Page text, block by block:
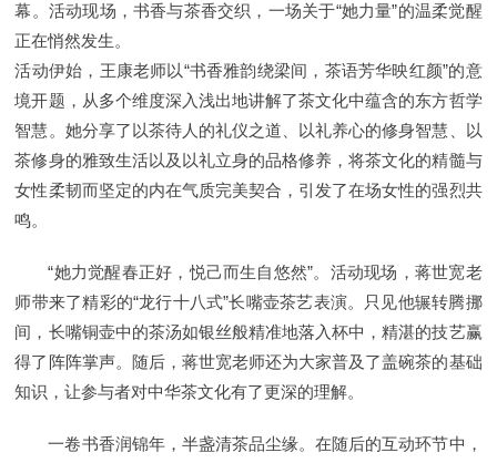
幕。活动现场，书香与茶香交织，一场关于“她力量”的温柔觉醒
正在悄然发生。
活动伊始，王康老师以“书香雅韵绕梁间，茶语芳华映红颜”的意
境开题，从多个维度深入浅出地讲解了茶文化中蕴含的东方哲学
智慧。她分享了以茶待人的礼仪之道、以礼养心的修身智慧、以
茶修身的雅致生活以及以礼立身的品格修养，将茶文化的精髓与
女性柔韧而坚定的内在气质完美契合，引发了在场女性的强烈共
鸣。
“她力觉醒春正好，悦己而生自悠然”。活动现场，蒋世宽老
师带来了精彩的“龙行十八式”长嘴壶茶艺表演。只见他辗转腾挪
间，长嘴铜壶中的茶汤如银丝般精准地落入杯中，精湛的技艺赢
得了阵阵掌声。随后，蒋世宽老师还为大家普及了盖碗茶的基础
知识，让参与者对中华茶文化有了更深的理解。
一卷书香润锦年，半盏清茶品尘缘。在随后的互动环节中，